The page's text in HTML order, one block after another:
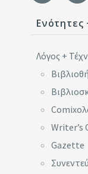
Ενότητες
Λόγος +
Writer’s
Gazette